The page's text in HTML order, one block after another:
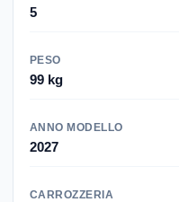
5
PESO
99 kg
ANNO MODELLO
2027
CARROZZERIA